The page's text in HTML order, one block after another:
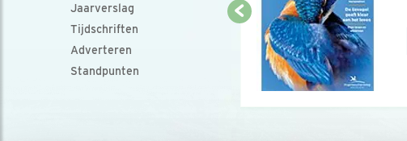
Jaarverslag
Tijdschriften
Adverteren
Standpunten